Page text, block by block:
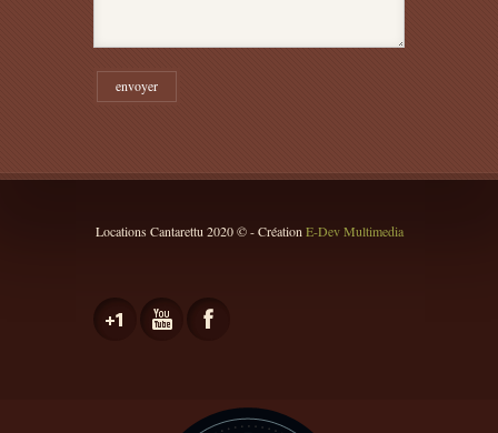
Locations Cantarettu 2020 © - Création E-Dev Multimedia